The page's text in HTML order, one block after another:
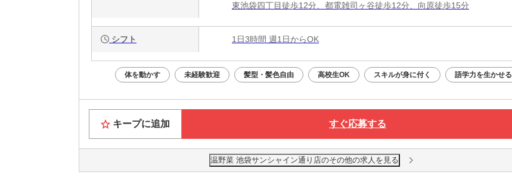
東池袋四丁目徒歩12分、都電雑司ヶ谷徒歩12分、向原徒歩15分
シフト 1日3時間 週1日からOK
体を動かす 未経験歓迎 髪型・髪色自由 高校生OK スキルが身に付く 語学力を生かせる
キープに追加 すぐ応募する
温野菜 池袋サンシャイン通り店のその他の求人を見る